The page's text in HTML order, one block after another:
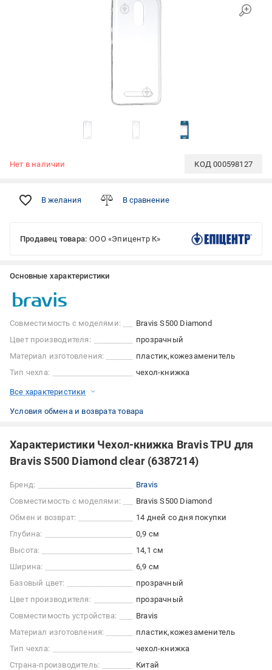
Нет в наличии КОД000598127
В желания В сравнение
Продавец товара: ООО «Эпицентр К»
Основные характеристики
Совместимость с моделями:
Bravis S500 Diamond
Цвет производителя:
прозрачный
Материал изготовления:
пластик кожезаменитель
Тип чехла:
чехол-книжка
Все характеристики
Условия обмена и возврата товара
Характеристики Чехол-книжка Bravis TPU для
Bravis S500 Diamond clear (6387214)
Бренд:
Bravis
Совместимость с моделями:
Bravis S500 Diamond
Обмен и возврат:
14 дней со дня покупки
Глубина:
0,9 см
Высота:
14,1 см
Ширина:
6,9 см
Базовый цвет:
прозрачный
Цвет производителя:
прозрачный
Совместимость устройства:
Bravis
Материал изготовления:
пластик кожезаменитель
Тип чехла:
чехол-книжка
Страна-производитель:
Китай